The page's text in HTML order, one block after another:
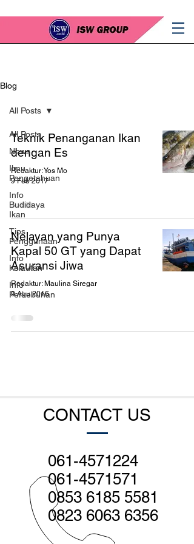
Blog
All Posts
News
Ilmu
Pengetahuan
Info
Budidaya
Ikan
Tips
Penggunaan
Info
Kelautan
Info
Perkebunan
All Posts
Teknik Penanganan Ikan
dengan Es
Redaktur: Yos Mo
9 Feb 2017
Nelayan yang Punya
Kapal 50 GT yang Dapat
Asuransi Jiwa
Redaktur: Maulina Siregar
9 Agu 2016
CONTACT US
061-4571224
061-4571571
0853 6185 5581
0823 6063 6356